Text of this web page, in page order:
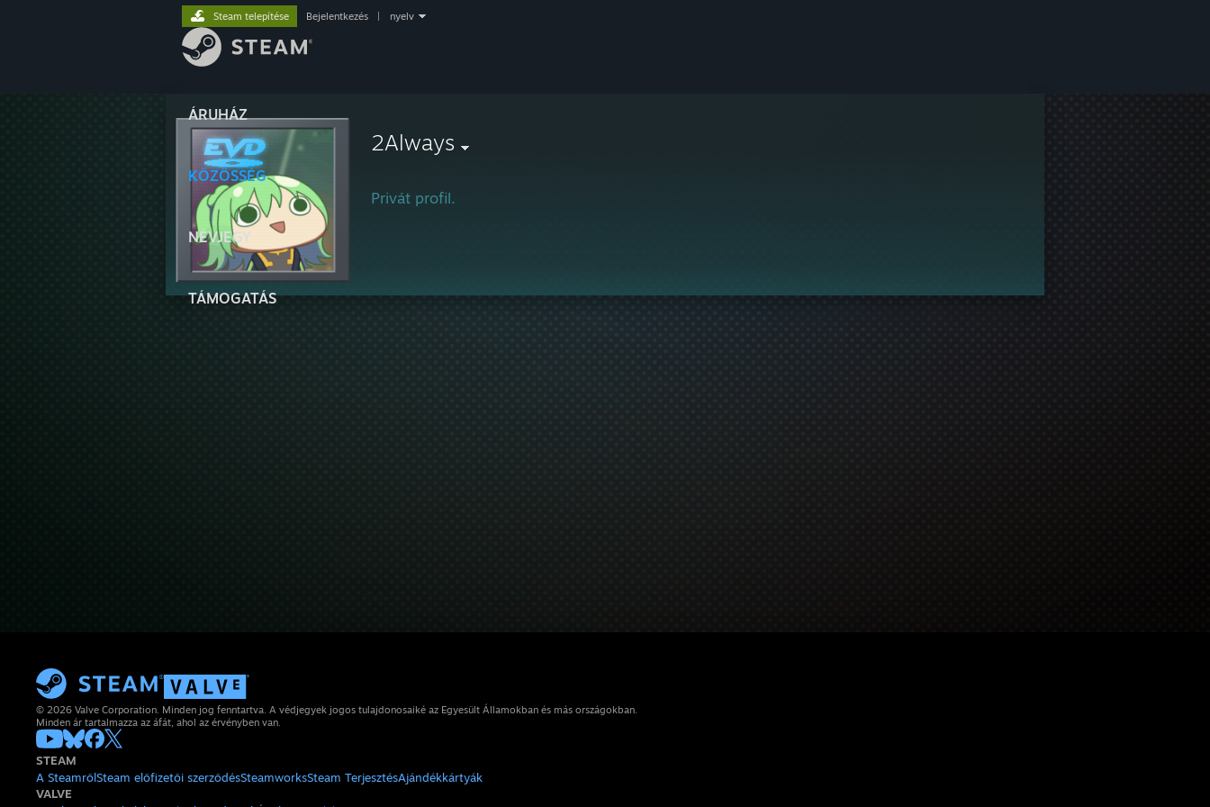
ÁRUHÁZ
KÖZÖSSÉG
NÉVJEGY
TÁMOGATÁS
Steam telepítése Bejelentkezés nyelv
2Always
Privát profil.
© 2026 Valve Corporation. Minden jog fenntartva. A védjegyek jogos tulajdonosaiké az Egyesült Államokban és más országokban.
Minden ár tartalmazza az áfát, ahol az érvényben van.
STEAM
A SteamrőlSteam előfizetői szerződésSteamworksSteam TerjesztésAjándékkártyák
VALVE